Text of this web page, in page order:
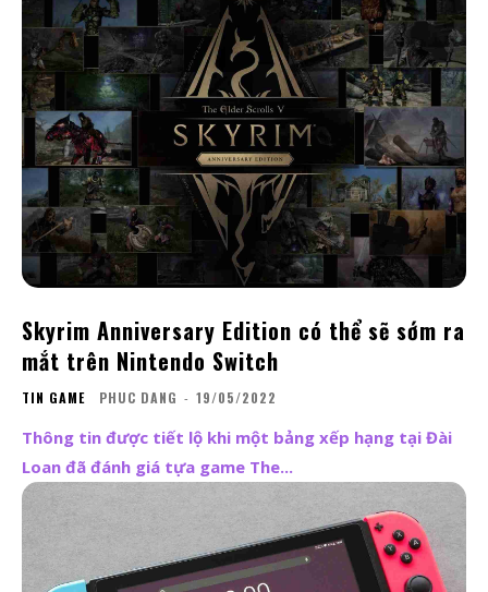
Skyrim Anniversary Edition có thể sẽ sớm ra
mắt trên Nintendo Switch
TIN GAME PHUC DANG - 19/05/2022
Thông tin được tiết lộ khi một bảng xếp hạng tại Đài
Loan đã đánh giá tựa game The...